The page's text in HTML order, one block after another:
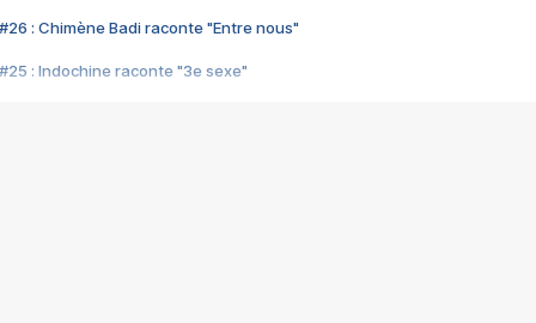
#26 : Chimène Badi raconte "Entre nous"
#25 : Indochine raconte "3e sexe"